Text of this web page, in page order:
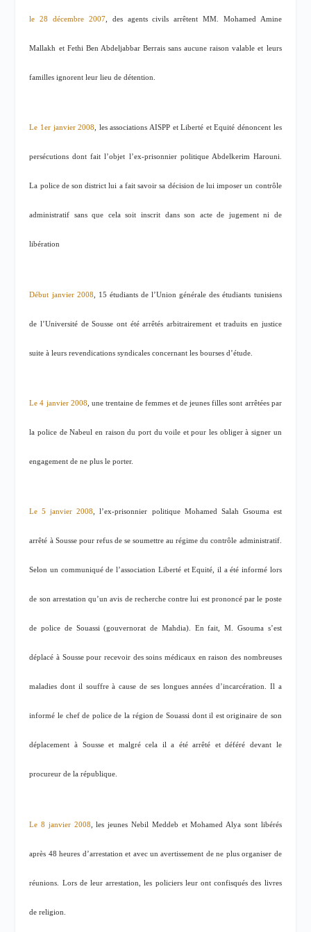
le 28 décembre 2007, des agents civils arrêtent MM. Mohamed Amine
Mallakh et Fethi Ben Abdeljabbar Berrais sans aucune raison valable et leurs
familles ignorent leur lieu de détention.
Le 1er janvier 2008, les associations AISPP et Liberté et Equité dénoncent les
persécutions dont fait l’objet l’ex-prisonnier politique Abdelkerim Harouni.
La police de son district lui a fait savoir sa décision de lui imposer un contrôle
administratif sans que cela soit inscrit dans son acte de jugement ni de
libération
Début janvier 2008 , 15 étudiants de l’Union générale des étudiants tunisiens
de l’Université de Sousse ont été arrêtés arbitrairement et traduits en justice
suite à leurs revendications syndicales concernant les bourses d’étude.
Le 4 janvier 2008 , une trentaine de femmes et de jeunes filles sont arrêtées par
la police de Nabeul en raison du port du voile et pour les obliger à signer un
engagement de ne plus le porter.
Le 5 janvier 2008, l’ex-prisonnier politique Mohamed Salah Gsouma est
arrêté à Sousse pour refus de se soumettre au régime du contrôle administratif.
Selon un communiqué de l’association Liberté et Equité, il a été informé lors
de son arrestation qu’un avis de recherche contre lui est prononcé par le poste
de police de Souassi (gouvernorat de Mahdia). En fait, M. Gsouma s’est
déplacé à Sousse pour recevoir des soins médicaux en raison des nombreuses
maladies dont il souffre à cause de ses longues années d’incarcération. Il a
informé le chef de police de la région de Souassi dont il est originaire de son
déplacement à Sousse et malgré cela il a été arrêté et déféré devant le
procureur de la république.
Le 8 janvier 2008 , les jeunes Nebil Meddeb et Mohamed Alya sont libérés
après 48 heures d’arrestation et avec un avertissement de ne plus organiser de
réunions. Lors de leur arrestation, les policiers leur ont confisqués des livres
de religion.